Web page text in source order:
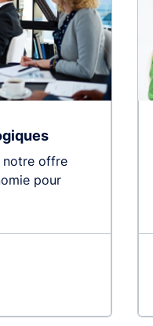
notre offre
pour